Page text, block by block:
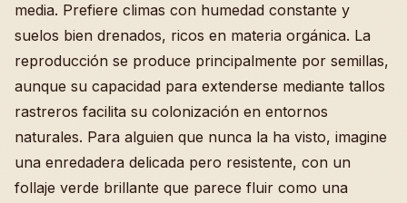
media. Prefiere climas con humedad constante y
suelos bien drenados, ricos en materia orgánica. La
reproducción se produce principalmente por semillas,
aunque su capacidad para extenderse mediante tallos
rastreros facilita su colonización en entornos
naturales. Para alguien que nunca la ha visto, imagine
una enredadera delicada pero resistente, con un
follaje verde brillante que parece fluir como una